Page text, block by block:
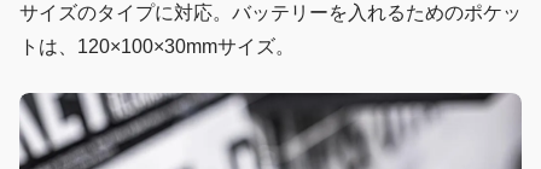
サイズのタイプに対応。バッテリーを入れるためのポケッ
トは、120×100×30mmサイズ。